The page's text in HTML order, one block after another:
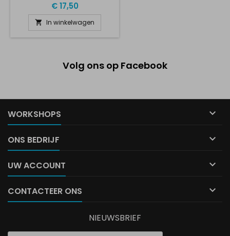
€ 17,50
 In winkelwagen
Volg ons op Facebook
WORKSHOPS 
ONS BEDRIJF 
UW ACCOUNT 
CONTACTEER ONS 
NIEUWSBRIEF